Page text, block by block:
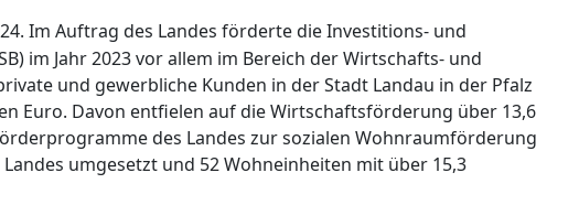
Im Auftrag des Landes förderte die Investitions- und
im Jahr 2023 vor allem im Bereich der Wirtschafts- und
und gewerbliche Kunden in der Stadt Landau in der Pfalz
Euro. Davon entfielen auf die Wirtschaftsförderung über 13,6
des Landes zur sozialen Wohnraumförderung
umgesetzt und 52 Wohneinheiten mit über 15,3